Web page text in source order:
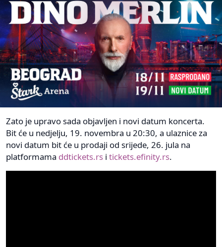
Zato je upravo sada objavljen i novi datum koncerta.
Bit će u nedjelju, 19. novembra u 20:30, a ulaznice za
novi datum bit će u prodaji od srijede, 26. jula na
platformama ddtickets.rs i tickets.efinity.rs.